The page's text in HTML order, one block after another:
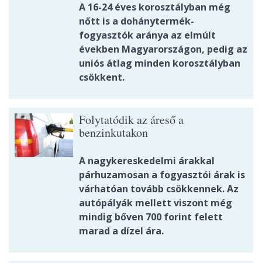
A 16-24 éves korosztályban még
nőtt is a dohánytermék-
fogyasztók aránya az elmúlt
években Magyarországon, pedig az
uniós átlag minden korosztályban
csökkent.
Folytatódik az áreső a
benzinkutakon
A nagykereskedelmi árakkal
párhuzamosan a fogyasztói árak is
várhatóan tovább csökkennek. Az
autópályák mellett viszont még
mindig bőven 700 forint felett
marad a dízel ára.